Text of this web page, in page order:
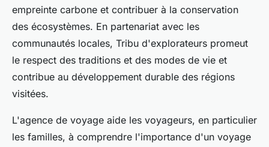
empreinte carbone et contribuer à la conservation
des écosystèmes. En partenariat avec les
communautés locales, Tribu d'explorateurs promeut
le respect des traditions et des modes de vie et
contribue au développement durable des régions
visitées.
L'agence de voyage aide les voyageurs, en particulier
les familles, à comprendre l'importance d'un voyage